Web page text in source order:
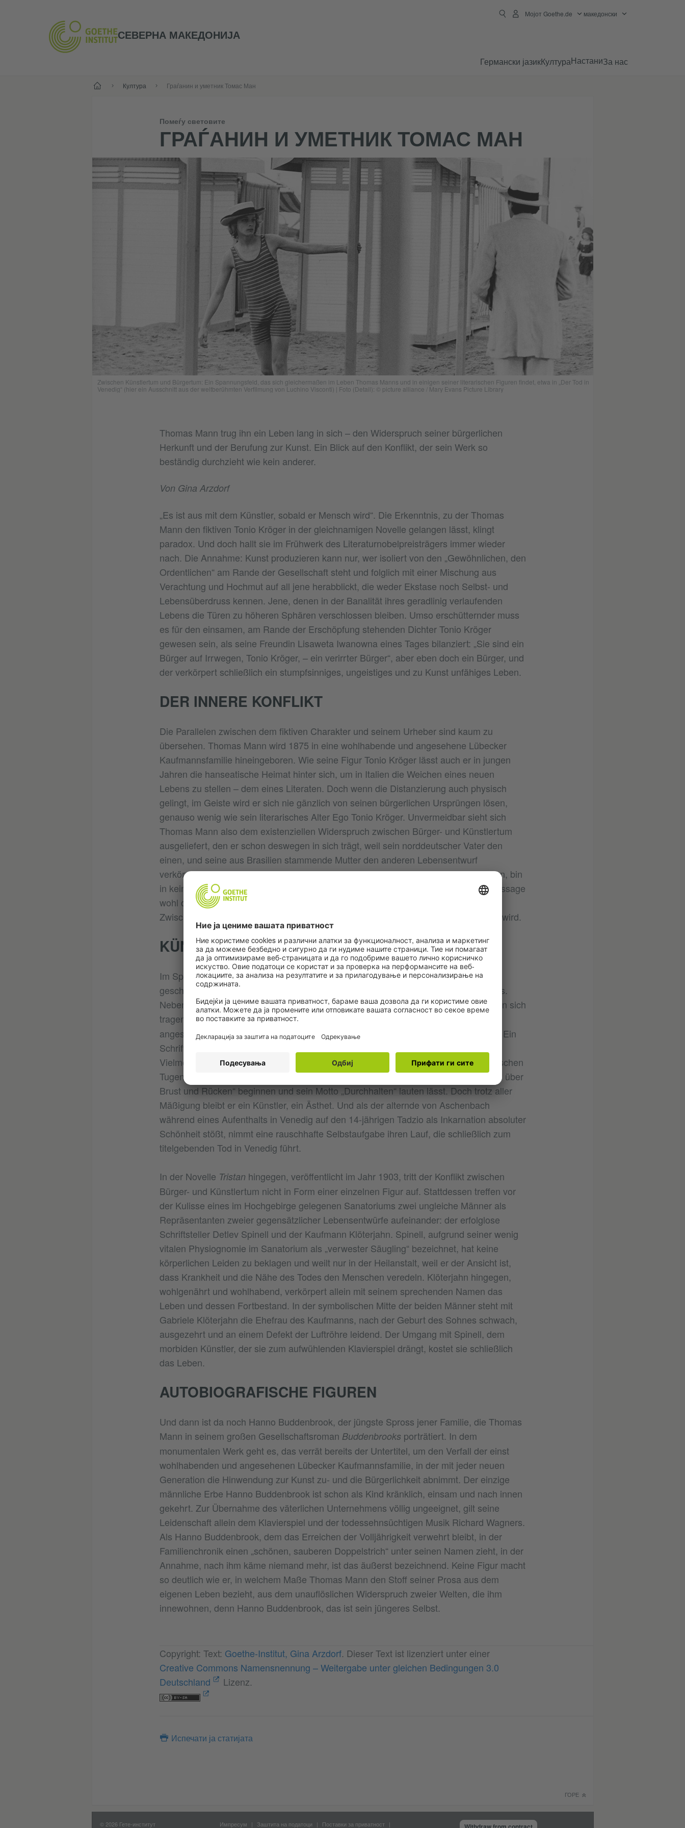
СЕВЕРНА МАКЕДОНИЈА
Мојот Goethe.de македонски
Германски јазикКултураНастаниЗа нас
Почеток Култура Граѓанин и уметник Томас Ман
Помеѓу световите
ГРАЃАНИН И УМЕТНИК ТОМАС МАН
Zwischen Künstlertum und Bürgertum: Ein Spannungsfeld, das sich gleichermaßen im Leben Thomas Manns und in einigen seiner literarischen Figuren findet, etwa in „Der Tod in
Venedig“ (hier ein Ausschnitt aus der weltberühmten Verfilmung von Luchino Visconti) | Foto (Detail): © picture alliance / Mary Evans Picture Library
Thomas Mann trug ihn ein Leben lang in sich – den Widerspruch seiner bürgerlichen
Herkunft und der Berufung zur Kunst. Ein Blick auf den Konflikt, der sein Werk so
beständig durchzieht wie kein anderer.
Von Gina Arzdorf
„Es ist aus mit dem Künstler, sobald er Mensch wird“. Die Erkenntnis, zu der Thomas
Mann den fiktiven Tonio Kröger in der gleichnamigen Novelle gelangen lässt, klingt
paradox. Und doch hallt sie im Frühwerk des Literaturnobelpreisträgers immer wieder
nach. Die Annahme: Kunst produzieren kann nur, wer isoliert von den „Gewöhnlichen, den
Ordentlichen“ am Rande der Gesellschaft steht und folglich mit einer Mischung aus
Verachtung und Hochmut auf all jene herabblickt, die weder Ekstase noch Selbst- und
Lebensüberdruss kennen. Jene, denen in der Banalität ihres geradlinig verlaufenden
Lebens die Türen zu höheren Sphären verschlossen bleiben. Umso erschütternder muss
es für den einsamen, am Rande der Erschöpfung stehenden Dichter Tonio Kröger
gewesen sein, als seine Freundin Lisaweta Iwanowna eines Tages bilanziert: „Sie sind ein
Bürger auf Irrwegen, Tonio Kröger, – ein verirrter Bürger“, aber eben doch ein Bürger, und
der verkörpert schließlich ein stumpfsinniges, ungeistiges und zu Kunst unfähiges Leben.
DER INNERE KONFLIKT
Die Parallelen zwischen dem fiktiven Charakter und seinem Urheber sind kaum zu
übersehen. Thomas Mann wird 1875 in eine wohlhabende und angesehene Lübecker
Kaufmannsfamilie hineingeboren. Wie seine Figur Tonio Kröger lässt auch er in jungen
Jahren die hanseatische Heimat hinter sich, um in Italien die Weichen eines neuen
Lebens zu stellen – dem eines Literaten. Doch wenn die Distanzierung auch physisch
gelingt, im Geiste wird er sich nie gänzlich von seinen bürgerlichen Ursprüngen lösen,
genauso wenig wie sein literarisches Alter Ego Tonio Kröger. Unvermeidbar sieht sich
Thomas Mann also dem existenziellen Widerspruch zwischen Bürger- und Künstlertum
ausgeliefert, den er schon deswegen in sich trägt, weil sein norddeutscher Vater den
einen, und seine aus Brasilien stammende Mutter den anderen Lebensentwurf
verkörperte. Wenn er Tonio Kröger also sagen lässt, „ich stehe zwischen zwei Welten, bin
in keiner daheim und habe es infolge dessen ein wenig schwer“, entspringt diese Aussage
wohl dem eigenen Gefühl uneindeutiger Zugehörigkeit und eines metaphorischen
Zwischen-den-Stühlen-Sitzens, das vor allem in den frühen Erzählungen verarbeitet wird.
KÜNSTLER VS. BÜRGER
Im Spannungsfeld von Künstler- und Bürgertum ringen die von Thomas Mann
geschaffenen Figuren auf unterschiedliche Art und Weise mit ebendiesem Dualismus.
Neben Tonio Kröger zählt auch Gustav von Aschenbach zu jenen, die beide Welten in sich
tragen. Die Hauptfigur der 1911 entstandenen Erzählung
ist ein
angesehener Schriftsteller, geadelt aufgrund seiner großen literarischen Leistungen. Ein
Schriftsteller also, der nicht im Widerstreit mit der Gesellschaft an ihrem Rande lebt.
Vielmehr ist Gustav von Aschenbachs Leben das eines Bürgers, geleitet von preußischen
Tugendvorstellungen und einer Disziplin, die seine Tage mit „Stürzen kalten Wassers über
Brust und Rücken“ beginnen und sein Motto „Durchhalten“ lauten lässt. Doch trotz aller
Mäßigung bleibt er ein Künstler, ein Ästhet. Und als der alternde von Aschenbach
während eines Aufenthalts in Venedig auf den 14-jährigen Tadzio als Inkarnation absoluter
Schönheit stößt, nimmt eine rauschhafte Selbstaufgabe ihren Lauf, die schließlich zum
titelgebenden Tod in Venedig führt.
In der Novelle Tristan hingegen, veröffentlicht im Jahr 1903, tritt der Konflikt zwischen
Bürger- und Künstlertum nicht in Form einer einzelnen Figur auf. Stattdessen treffen vor
der Kulisse eines im Hochgebirge gelegenen Sanatoriums zwei ungleiche Männer als
Repräsentanten zweier gegensätzlicher Lebensentwürfe aufeinander: der erfolglose
Schriftsteller Detlev Spinell und der Kaufmann Klöterjahn. Spinell, aufgrund seiner wenig
vitalen Physiognomie im Sanatorium als „verwester Säugling“ bezeichnet, hat keine
körperlichen Leiden zu beklagen und weilt nur in der Heilanstalt, weil er der Ansicht ist,
dass Krankheit und die Nähe des Todes den Menschen veredeln. Klöterjahn hingegen,
wohlgenährt und wohlhabend, verkörpert allein mit seinem sprechenden Namen das
Leben und dessen Fortbestand. In der symbolischen Mitte der beiden Männer steht mit
Gabriele Klöterjahn die Ehefrau des Kaufmanns, nach der Geburt des Sohnes schwach,
ausgezehrt und an einem Defekt der Luftröhre leidend. Der Umgang mit Spinell, dem
morbiden Künstler, der sie zum aufwühlenden Klavierspiel drängt, kostet sie schließlich
das Leben.
AUTOBIOGRAFISCHE FIGUREN
Und dann ist da noch Hanno Buddenbrook, der jüngste Spross jener Familie, die Thomas
Mann in seinem großen Gesellschaftsroman Buddenbrooks porträtiert. In dem
monumentalen Werk geht es, das verrät bereits der Untertitel, um den Verfall der einst
wohlhabenden und angesehenen Lübecker Kaufmannsfamilie, in der mit jeder neuen
Generation die Hinwendung zur Kunst zu- und die Bürgerlichkeit abnimmt. Der einzige
männliche Erbe Hanno Buddenbrook ist schon als Kind kränklich, einsam und nach innen
gekehrt. Zur Übernahme des väterlichen Unternehmens völlig ungeeignet, gilt seine
Leidenschaft allein dem Klavierspiel und der todessehnsüchtigen Musik Richard Wagners.
Als Hanno Buddenbrook, dem das Erreichen der Volljährigkeit verwehrt bleibt, in der
Familienchronik einen „schönen, sauberen Doppelstrich“ unter seinen Namen zieht, in der
Annahme, nach ihm käme niemand mehr, ist das äußerst bezeichnend. Keine Figur macht
so deutlich wie er, in welchem Maße Thomas Mann den Stoff seiner Prosa aus dem
eigenen Leben bezieht, aus dem unauflöslichen Widerspruch zweier Welten, die ihm
innewohnen, denn Hanno Buddenbrook, das ist sein jüngeres Selbst.
Copyright: Text: Goethe-Institut, Gina Arzdorf. Dieser Text ist lizenziert unter einer
Creative Commons Namensnennung – Weitergabe unter gleichen Bedingungen 3.0
Deutschland
Lizenz.
Испечати ја статијата
ГОРЕ
© 2026 Гете-институт Импресум Заштита на податоци Поставки за приватност